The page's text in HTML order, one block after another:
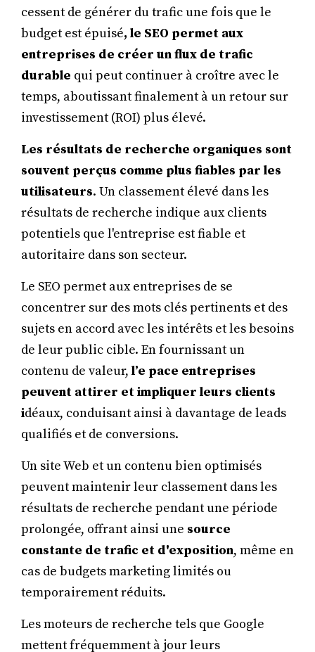
cessent de générer du trafic une fois que le
budget est épuisé, le SEO permet aux
entreprises de créer un flux de trafic
durable qui peut continuer à croître avec le
temps, aboutissant finalement à un retour sur
investissement (ROI) plus élevé.
Les résultats de recherche organiques sont
souvent perçus comme plus fiables par les
utilisateurs. Un classement élevé dans les
résultats de recherche indique aux clients
potentiels que l'entreprise est fiable et
autoritaire dans son secteur.
Le SEO permet aux entreprises de se
concentrer sur des mots clés pertinents et des
sujets en accord avec les intérêts et les besoins
de leur public cible. En fournissant un
contenu de valeur, l’e pace entreprises
peuvent attirer et impliquer leurs clients
idéaux, conduisant ainsi à davantage de leads
qualifiés et de conversions.
Un site Web et un contenu bien optimisés
peuvent maintenir leur classement dans les
résultats de recherche pendant une période
prolongée, offrant ainsi une source
constante de trafic et d'exposition, même en
cas de budgets marketing limités ou
temporairement réduits.
Les moteurs de recherche tels que Google
mettent fréquemment à jour leurs